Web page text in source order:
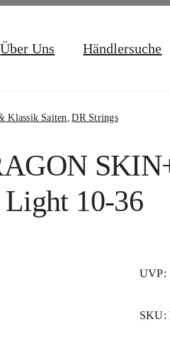
Über Uns Händlersuche
Klassik Saiten DR Strings
Light 10-36
UVP:
SKU: